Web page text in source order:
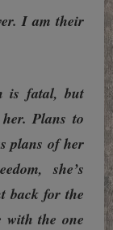
I am their
is fatal, but
Plans to
plans of her
she’s
back for the
the one